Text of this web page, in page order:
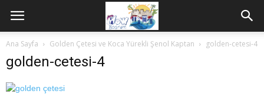
Ana Sayfa Golden Çetesi ve Koca Yürekli Şenol Kaptan golden-cetesi-4
golden-cetesi-4